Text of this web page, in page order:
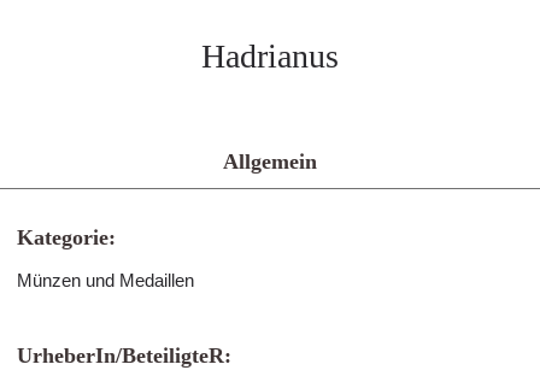
Hadrianus
Allgemein
Kategorie:
Münzen und Medaillen
UrheberIn/BeteiligteR: